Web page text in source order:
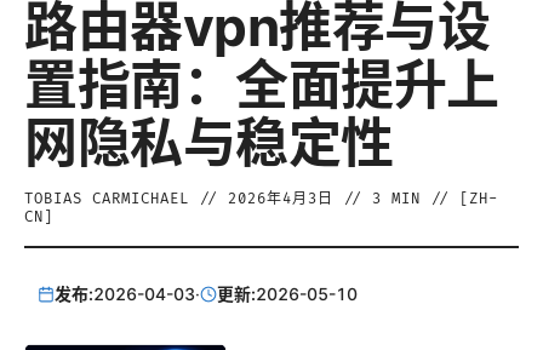
路由器vpn推荐与设
置指南：全面提升上
网隐私与稳定性
TOBIAS CARMICHAEL // 2026年4月3日 // 3 MIN // [ ZH-
CN
发布:2026-04-03· 更新:2026-05-10